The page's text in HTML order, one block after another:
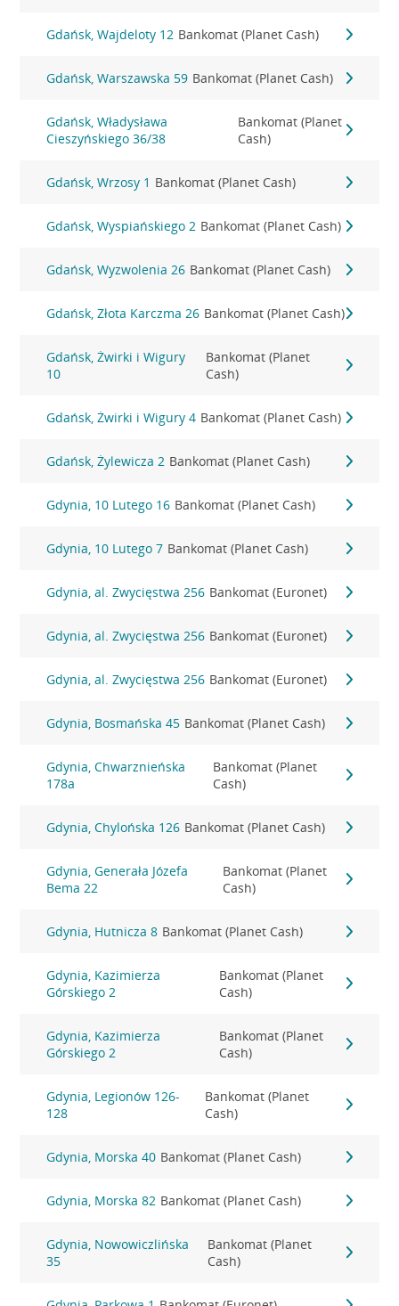
Gdańsk, Wajdeloty 12 Bankomat (Planet Cash)
Gdańsk, Warszawska 59 Bankomat (Planet Cash)
Gdańsk, Władysława
Cieszyńskiego 36/38
Bankomat (Planet
Cash)
Gdańsk, Wrzosy 1 Bankomat (Planet Cash)
Gdańsk, Wyspiańskiego 2 Bankomat (Planet Cash)
Gdańsk, Wyzwolenia 26 Bankomat (Planet Cash)
Gdańsk, Złota Karczma 26 Bankomat (Planet Cash)
Gdańsk, Żwirki i Wigury
10
Bankomat (Planet
Cash)
Gdańsk, Żwirki i Wigury 4 Bankomat (Planet Cash)
Gdańsk, Żylewicza 2 Bankomat (Planet Cash)
Gdynia, 10 Lutego 16 Bankomat (Planet Cash)
Gdynia, 10 Lutego 7 Bankomat (Planet Cash)
Gdynia, al. Zwycięstwa 256 Bankomat (Euronet)
Gdynia, al. Zwycięstwa 256 Bankomat (Euronet)
Gdynia, al. Zwycięstwa 256 Bankomat (Euronet)
Gdynia, Bosmańska 45 Bankomat (Planet Cash)
Gdynia, Chwarznieńska
178a
Bankomat (Planet
Cash)
Gdynia, Chylońska 126 Bankomat (Planet Cash)
Gdynia, Generała Józefa
Bema 22
Bankomat (Planet
Cash)
Gdynia, Hutnicza 8 Bankomat (Planet Cash)
Gdynia, Kazimierza
Górskiego 2
Bankomat (Planet
Cash)
Gdynia, Kazimierza
Górskiego 2
Bankomat (Planet
Cash)
Gdynia, Legionów 126-
128
Bankomat (Planet
Cash)
Gdynia, Morska 40 Bankomat (Planet Cash)
Gdynia, Morska 82 Bankomat (Planet Cash)
Gdynia, Nowowiczlińska
35
Bankomat (Planet
Cash)